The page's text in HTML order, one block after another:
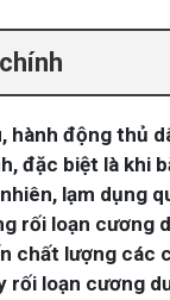
hành động thủ
đặc biệt là khi
lạm dụng
rối loạn cương
chất lượng các
rối loạn cương